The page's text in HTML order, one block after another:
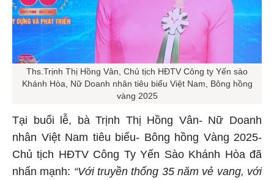
Ths.Trịnh Thị Hồng Vân, Chủ tịch HĐTV Công ty Yến sào
Khánh Hòa, Nữ Doanh nhân tiêu biểu Việt Nam, Bông hồng
vàng 2025
Tại buổi lễ, bà Trịnh Thị Hồng Vân- Nữ Doanh
nhân Việt Nam tiêu biểu- Bông hồng Vàng 2025-
Chủ tịch HĐTV Công Ty Yến Sào Khánh Hòa đã
nhấn mạnh: “Với truyền thống 35 năm vẻ vang, với